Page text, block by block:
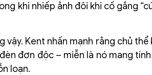
khi nhiếp ảnh đôi khi cố gắng
vậy. Kent nhấn mạnh rằng chủ
đơn độc – miễn là nó mang
loạn.